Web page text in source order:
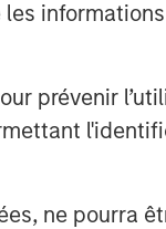
prévenir
ne pourra